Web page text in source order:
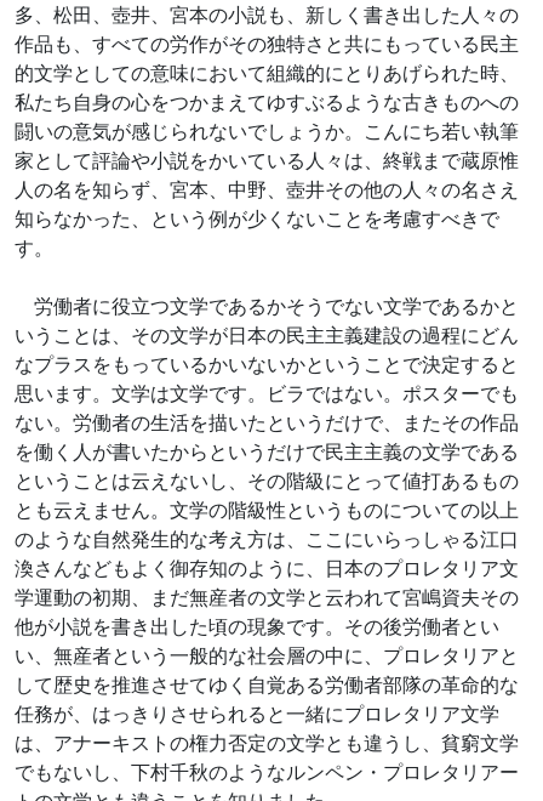
多、松田、壺井、宮本の小説も、新しく書き出した人々の
作品も、すべての労作がその独特さと共にもっている民主
的文学としての意味において組織的にとりあげられた時、
私たち自身の心をつかまえてゆすぶるような古きものへの
闘いの意気が感じられないでしょうか。こんにち若い執筆
家として評論や小説をかいている人々は、終戦まで蔵原惟
人の名を知らず、宮本、中野、壺井その他の人々の名さえ
知らなかった、という例が少くないことを考慮すべきで
す。
労働者に役立つ文学であるかそうでない文学であるかと
いうことは、その文学が日本の民主主義建設の過程にどん
なプラスをもっているかいないかということで決定すると
思います。文学は文学です。ビラではない。ポスターでも
ない。労働者の生活を描いたというだけで、またその作品
を働く人が書いたからというだけで民主主義の文学である
ということは云えないし、その階級にとって値打あるもの
とも云えません。文学の階級性というものについての以上
のような自然発生的な考え方は、ここにいらっしゃる江口
渙さんなどもよく御存知のように、日本のプロレタリア文
学運動の初期、まだ無産者の文学と云われて宮嶋資夫その
他が小説を書き出した頃の現象です。その後労働者とい
い、無産者という一般的な社会層の中に、プロレタリアと
して歴史を推進させてゆく自覚ある労働者部隊の革命的な
任務が、はっきりさせられると一緒にプロレタリア文学
は、アナーキストの権力否定の文学とも違うし、貧窮文学
でもないし、下村千秋のようなルンペン・プロレタリアー